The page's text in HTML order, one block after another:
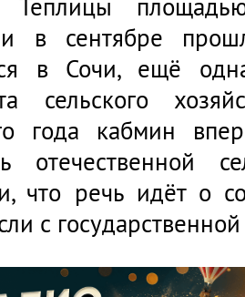
Теплицы
в сентябре
в Сочи, ещё
сельского
года кабмин
отечественной
что речь идёт о
с